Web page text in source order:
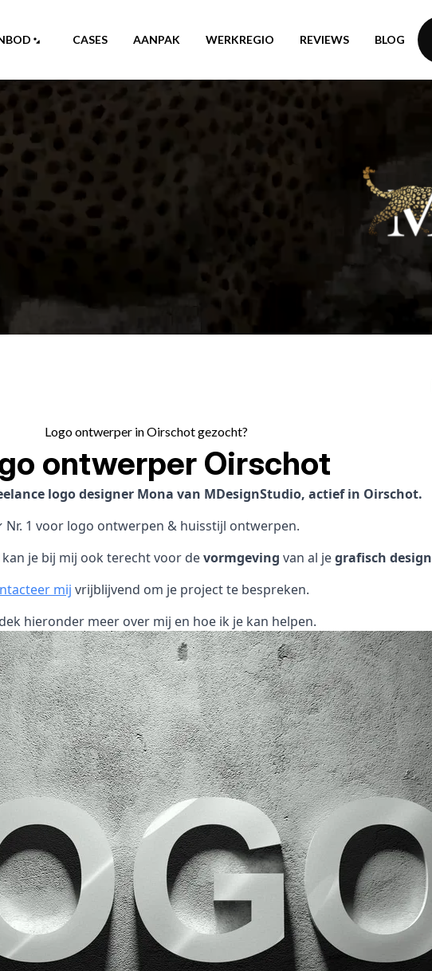
CASES AANPAK WERKREGIO REVIEWS BLOG
Logo ontwerper in Oirschot gezocht?
ontwerper Oirschot
logo designer Mona van MDesignStudio, actief in Oirschot.
Nr. 1 voor logo ontwerpen & huisstijl ontwerpen.
kan je bij mij ook terecht voor devormgeving van al jegrafisch design
mij vrijblijvend om je project te bespreken.
hieronder meer over mij en hoe ik je kan helpen.